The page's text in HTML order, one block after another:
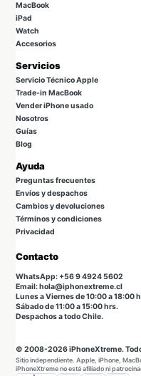
MacBook
iPad
Watch
Accesorios
Servicios
Servicio Técnico Apple
Trade-in MacBook
Vender iPhone usado
Nosotros
Guías
Blog
Ayuda
Preguntas frecuentes
Envíos y despachos
Cambios y devoluciones
Términos y condiciones
Privacidad
Contacto
WhatsApp: +56 9 4924 5602
Email: hola@iphonextreme.cl
Lunes a Viernes de 10:00 a 18:00
Sábado de 11:00 a 15:00 hrs.
Despachos a todo Chile.
© 2008-2026 iPhoneXtreme.
Sitio independiente. Apple, iPhone,
iPhoneXtreme no está afiliado ni